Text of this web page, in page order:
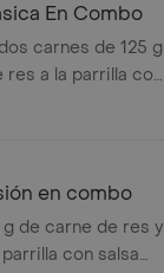
En Combo
carnes de 125 g
res a la parrilla con
lechuga,
en combo
g de carne de res y
con salsa